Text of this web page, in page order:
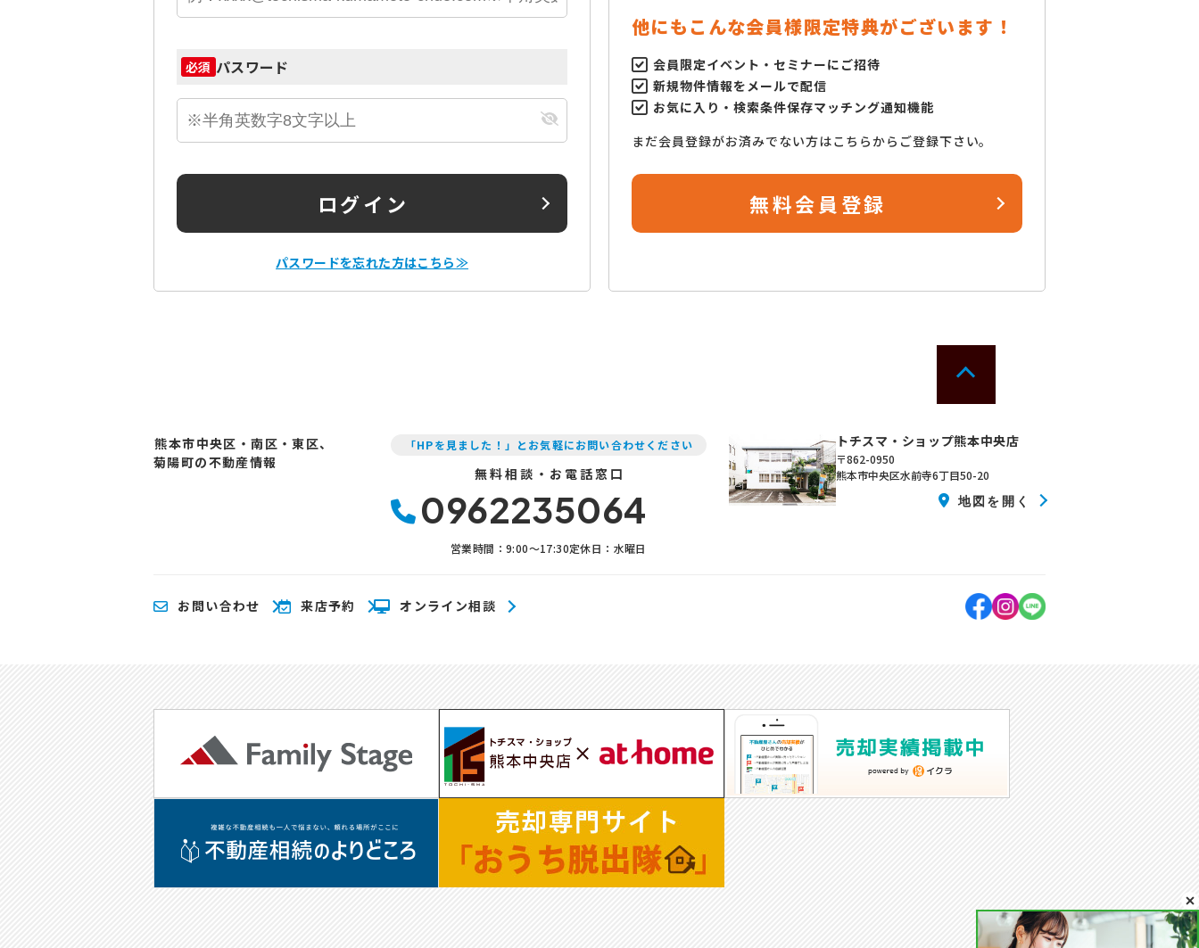
必須 パスワード
ログイン
パスワードを忘れた方はこちら≫
他にもこんな会員様限定特典がございます！
会員限定イベント・セミナーにご招待
新規物件情報をメールで配信
お気に入り・検索条件保存マッチング通知機能
まだ会員登録がお済みでない方はこちらからご登録下さい。
無料会員登録
熊本市中央区・南区・東区、
菊陽町の不動産情報
「HPを見ました！」とお気軽にお問い合わせください
無料相談・お電話窓口
0962235064
営業時間：9:00〜17:30定休日：水曜日
トチスマ・ショップ熊本中央店
〒862-0950
熊本市中央区水前寺6丁目50-20
地図を開く
お問い合わせ 来店予約 オンライン相談